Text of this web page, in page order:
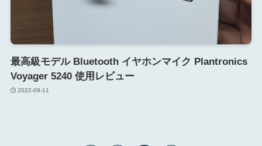
最高級モデル Bluetooth イヤホンマイク Plantronics
Voyager 5240 使用レビュー
2022-09-11